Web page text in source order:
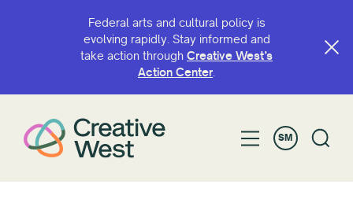
Federal arts and cultural policy is
evolving rapidly. Stay informed and
take action through Creative West’s
Action Center.
SM